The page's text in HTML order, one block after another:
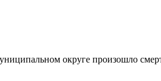
округе произошло